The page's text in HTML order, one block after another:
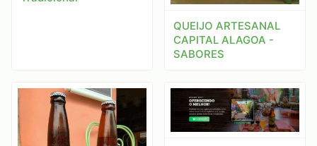
QUEIJO ARTESANAL
CAPITAL ALAGOA -
SABORES